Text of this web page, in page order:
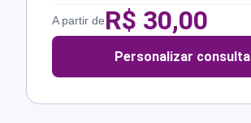
A partir deR$ 30,00
Personalizar consulta